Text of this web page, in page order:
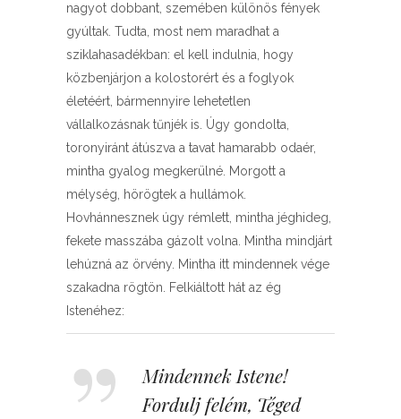
nagyot dobbant, szemében különös fények
gyúltak. Tudta, most nem maradhat a
sziklahasadékban: el kell indulnia, hogy
közbenjárjon a kolostorért és a foglyok
életéért, bármennyire lehetetlen
vállalkozásnak tűnjék is. Úgy gondolta,
toronyiránt átúszva a tavat hamarabb odaér,
mintha gyalog megkerülné. Morgott a
mélység, hörögtek a hullámok.
Hovhánnesznek úgy rémlett, mintha jéghideg,
fekete masszába gázolt volna. Mintha mindjárt
lehúzná az örvény. Mintha itt mindennek vége
szakadna rögtön. Felkiáltott hát az ég
Istenéhez:
Mindennek Istene!
Fordulj felém, Téged